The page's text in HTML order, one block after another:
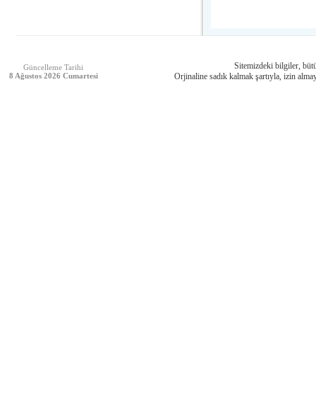
Güncelleme Tarihi
8 Ağustos 2026 Cumartesi
Sitemizdeki bilgiler,
Orjinaline sadık kalmak şartıyla, izin